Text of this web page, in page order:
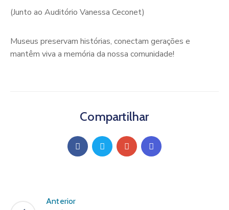
(Junto ao Auditório Vanessa Ceconet)
Museus preservam histórias, conectam gerações e
mantêm viva a memória da nossa comunidade!
Compartilhar
Anterior